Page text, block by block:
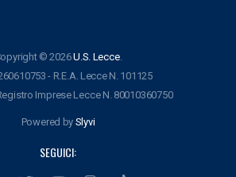
© 2026U.S. Lecce.
- R.E.A. Lecce N. 101125
Imprese Lecce N. 80010360750
Powered by Slyvi
SEGUICI: